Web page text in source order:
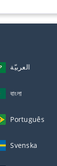
العربيّة
বাংলা
Português
Svenska